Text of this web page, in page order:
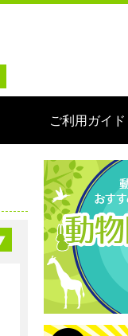
ご利用ガイド